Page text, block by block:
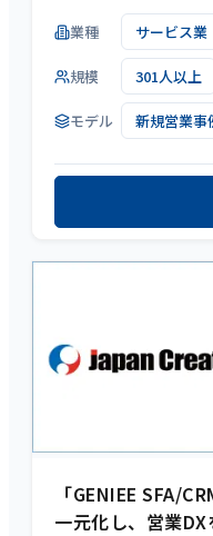
業種 サービス業
規模 301人以上
モデル 新規営業事
「GENIEE SFA/
一元化し、営業